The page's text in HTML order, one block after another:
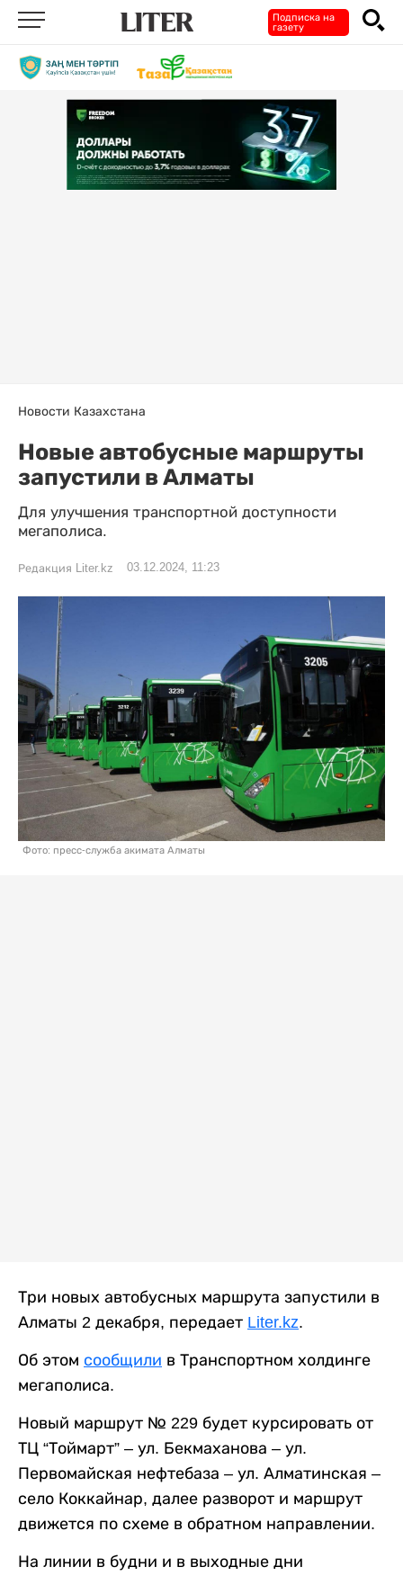
Подписка на
газету
Новости Казахстана
Новые автобусные маршруты
запустили в Алматы
Для улучшения транспортной доступности
мегаполиса.
Редакция Liter.kz 03.12.2024, 11:23
Фото: пресс-служба акимата Алматы
Три новых автобусных маршрута запустили в
Алматы 2 декабря, передает Liter.kz.
Об этом сообщили в Транспортном холдинге
мегаполиса.
Новый маршрут № 229 будет курсировать от
ТЦ “Тоймарт” – ул. Бекмаханова – ул.
Первомайская нефтебаза – ул. Алматинская –
село Коккайнар, далее разворот и маршрут
движется по схеме в обратном направлении.
На линии в будни и в выходные дни